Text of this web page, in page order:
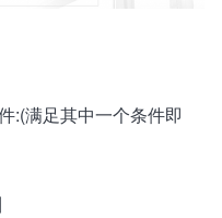
:(满足其中一个条件即